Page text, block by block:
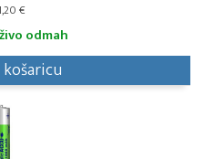
€
odmah